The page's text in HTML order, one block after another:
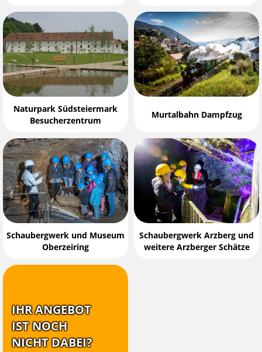
Naturpark Südsteiermark
Besucherzentrum
Murtalbahn Dampfzug
Schaubergwerk und Museum
Oberzeiring
Schaubergwerk Arzberg und
weitere Arzberger Schätze
IHR ANGEBOT
IST NOCH
NICHT DABEI?